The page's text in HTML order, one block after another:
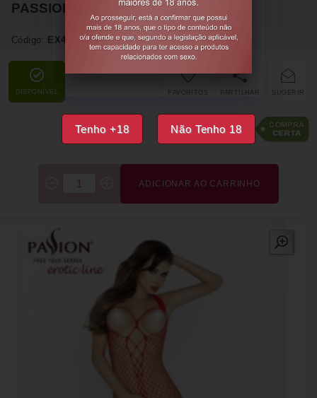
Tenho +18 Não Tenho 18
PASSION
Código: EX48263
DISPONÍVEL SUGERIR
PARTILHAR
FAVORITOS
€15,18
ADICIONAR AO CARRINHO